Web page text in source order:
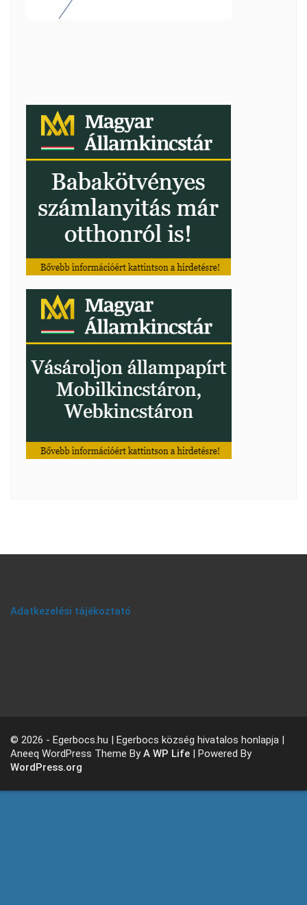
Adatkezelési tájékoztató
© 2026 - Egerbocs.hu | Egerbocs község hivatalos honlapja |
Aneeq WordPress Theme ByA WP Life | Powered By
WordPress.org